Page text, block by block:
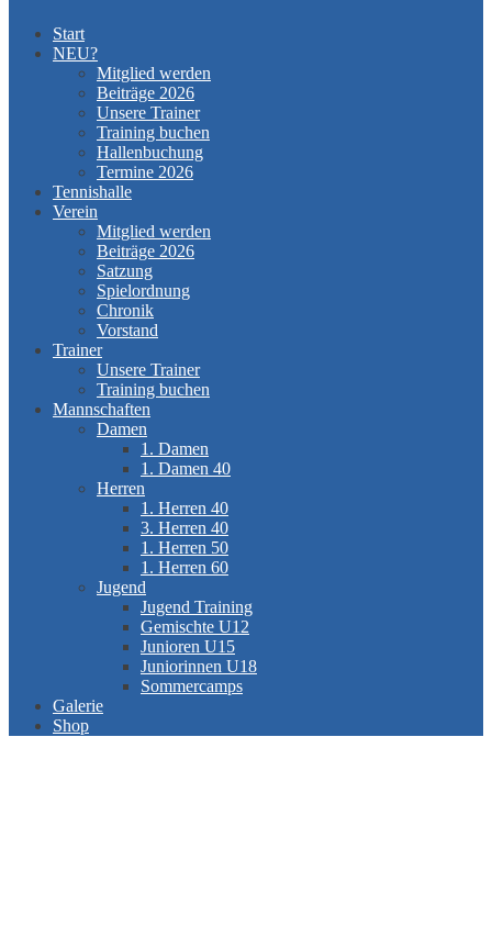
Start
NEU?
Mitglied werden
Beiträge 2026
Unsere Trainer
Training buchen
Hallenbuchung
Termine 2026
Tennishalle
Verein
Mitglied werden
Beiträge 2026
Satzung
Spielordnung
Chronik
Vorstand
Trainer
Unsere Trainer
Training buchen
Mannschaften
Damen
1. Damen
1. Damen 40
Herren
1. Herren 40
3. Herren 40
1. Herren 50
1. Herren 60
Jugend
Jugend Training
Gemischte U12
Junioren U15
Juniorinnen U18
Sommercamps
Galerie
Shop